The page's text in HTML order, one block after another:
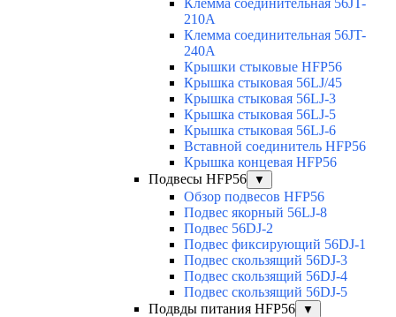
210A
Клемма соединительная 56JT-
240A
Крышки стыковые HFP56
Крышка стыковая 56LJ/45
Крышка стыковая 56LJ-3
Крышка стыковая 56LJ-5
Крышка стыковая 56LJ-6
Вставной соединитель HFP56
Крышка концевая HFP56
Подвесы HFP56
▼
Обзор подвесов HFP56
Подвес якорный 56LJ-8
Подвес 56DJ-2
Подвес фиксирующий 56DJ-1
Подвес скользящий 56DJ-3
Подвес скользящий 56DJ-4
Подвес скользящий 56DJ-5
Подвды питания HFP56
▼